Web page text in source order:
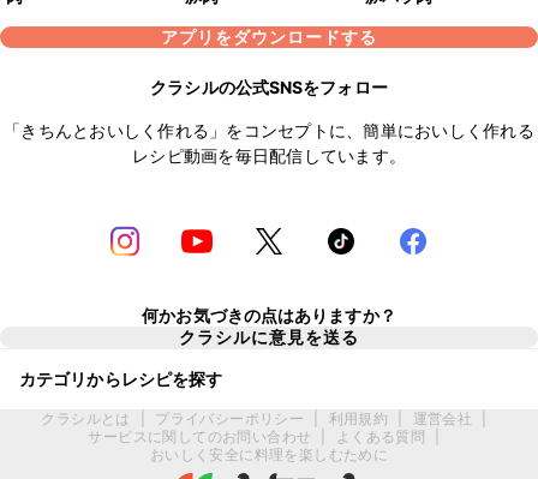
アプリをダウンロードする
クラシルの公式SNSをフォロー
「きちんとおいしく作れる」をコンセプトに、簡単においしく作れる
レシピ動画を毎日配信しています。
何かお気づきの点はありますか？
クラシルに意見を送る
カテゴリからレシピを探す
クラシルとは プライバシーポリシー 利用規約 運営会社
サービスに関してのお問い合わせ
よくある質問
おいしく安全に料理を楽しむために